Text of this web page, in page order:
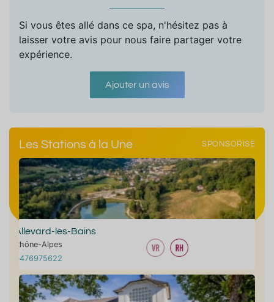
Si vous êtes allé dans ce spa, n'hésitez pas à
laisser votre avis pour nous faire partager votre
expérience.
Ajouter un avis
Les Stations à la Une SPONSORISÉ
Allevard-les-Bains
Rhône-Alpes
0476975622